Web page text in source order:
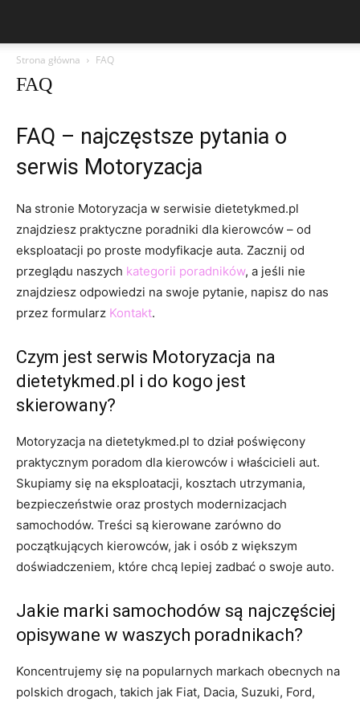
Strona główna FAQ
FAQ
FAQ – najczęstsze pytania o
serwis Motoryzacja
Na stronie Motoryzacja w serwisie dietetykmed.pl
znajdziesz praktyczne poradniki dla kierowców – od
eksploatacji po proste modyfikacje auta. Zacznij od
przeglądu naszych kategorii poradników, a jeśli nie
znajdziesz odpowiedzi na swoje pytanie, napisz do nas
przez formularz Kontakt.
Czym jest serwis Motoryzacja na
dietetykmed.pl i do kogo jest
skierowany?
Motoryzacja na dietetykmed.pl to dział poświęcony
praktycznym poradom dla kierowców i właścicieli aut.
Skupiamy się na eksploatacji, kosztach utrzymania,
bezpieczeństwie oraz prostych modernizacjach
samochodów. Treści są kierowane zarówno do
początkujących kierowców, jak i osób z większym
doświadczeniem, które chcą lepiej zadbać o swoje auto.
Jakie marki samochodów są najczęściej
opisywane w waszych poradnikach?
Koncentrujemy się na popularnych markach obecnych na
polskich drogach, takich jak Fiat, Dacia, Suzuki, Ford,